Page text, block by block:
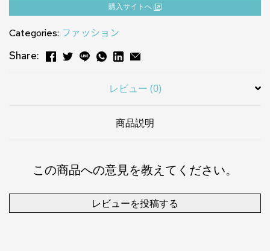
購⼊サイトへ
Categories: ファッション
Share:
レビュー (0)
商品説明
この商品への意見を教えてください。
レビューを投稿する